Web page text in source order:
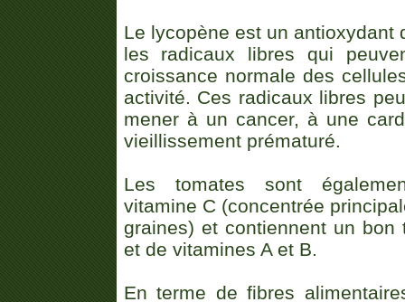
Le lycopène est un antioxydant
les radicaux libres qui
croissance normale des
activité. Ces radicaux libres
mener à un cancer, à une
vieillissement prématuré.
Les tomates sont
vitamine C (concentrée
graines) et contiennent un
et de vitamines A et B.
En terme de fibres